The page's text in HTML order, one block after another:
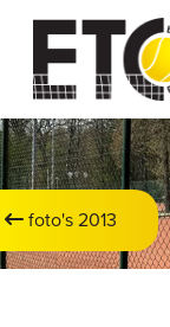
foto's 2013